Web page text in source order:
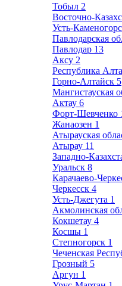
Тобыл 2
Восточно-
Усть-
Павлодарская
Павлодар 13
Аксу 2
Республика
Горно-Алтайск 5
Мангистауская
Актау 6
Форт-Шевченко
Жанаозен 1
Атырауская
Атырау 11
Западно-
Уральск 8
Карачаево-
Черкесск 4
Усть-Джегута 1
Акмолинская
Кокшетау 4
Косшы 1
Степногорск 1
Чеченская
Грозный 5
Аргун 1